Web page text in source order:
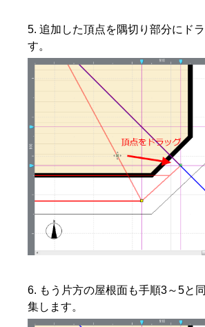
追加した頂点を隅切り部分にド
す。
もう片方の屋根面も手順3～5と
集します。